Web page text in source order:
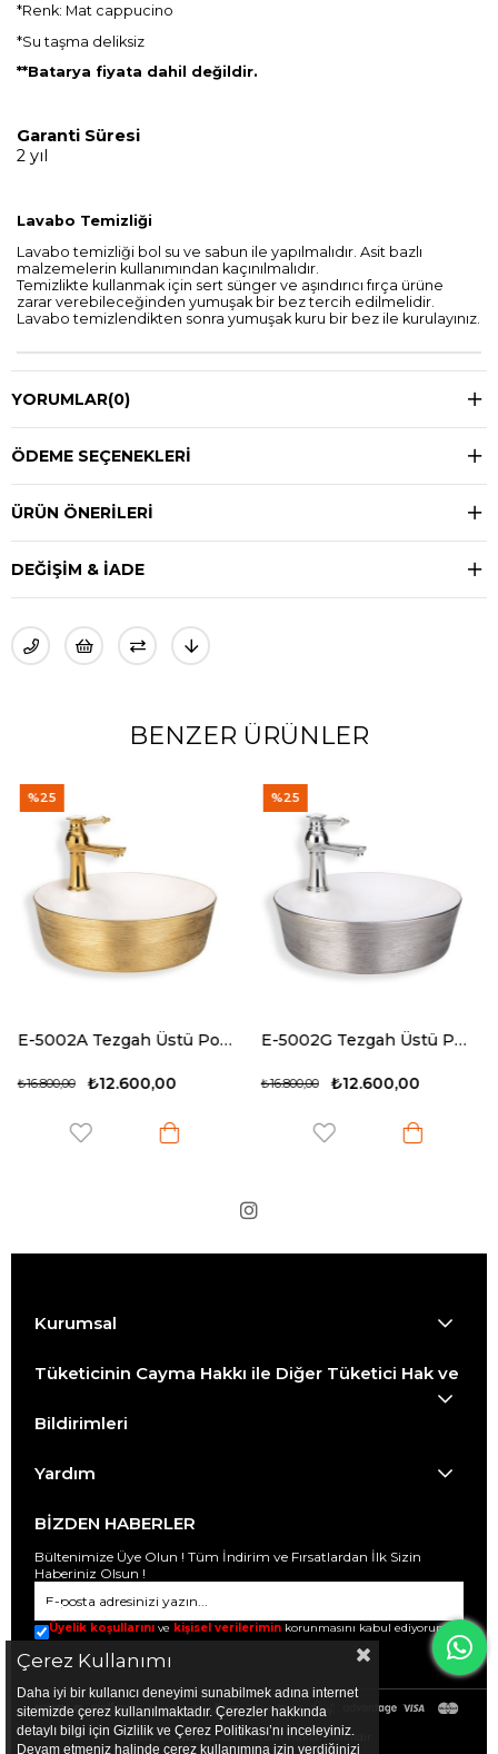
*Renk: Mat cappucino
*Su taşma deliksiz
**Batarya fiyata dahil değildir.
Garanti Süresi
2 yıl
Lavabo Temizliği
Lavabo temizliği bol su ve sabun ile yapılmalıdır. Asit bazlı
malzemelerin kullanımından kaçınılmalıdır.
Temizlikte kullanmak için sert sünger ve aşındırıcı fırça ürüne
zarar verebileceğinden yumuşak bir bez tercih edilmelidir.
Lavabo temizlendikten sonra yumuşak kuru bir bez ile kurulayınız.
YORUMLAR(0)
ÖDEME SEÇENEKLERI
ÜRÜN ÖNERILERI
DEĞIŞIM & İADE
BENZER ÜRÜNLER
E-5002A Tezgah Üstü Porselen Lavabo E-5002G Tezgah Üstü Porselen Lavabo
₺12.600,00
₺16.800,00 ₺18.000,00
Kurumsal
Tüketicinin Cayma Hakkı ile Diğer Tüketici Hak ve
Bildirimleri
Yardım
BİZDEN HABERLER
Bültenimize Üye Olun ! Tüm İndirim ve Fırsatlardan İlk Sizin
Haberiniz Olsun !
Üyelik koşullarını ve kişisel verilerimin korunmasını kabul ediyorum.
© 2025 evabanyo.com - Tüm Hakları Saklıdır.
Çerez Kullanımı
Daha iyi bir kullanıcı deneyimi sunabilmek adına internet
sitemizde çerez kullanılmaktadır. Çerezler hakkında
detaylı bilgi için Gizlilik ve Çerez Politikası’nı inceleyiniz.
Devam etmeniz halinde çerez kullanımına izin verdiğinizi